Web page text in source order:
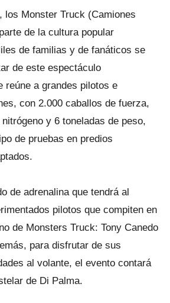
los Monster Truck (Camiones
de la cultura popular
de familias y de fanáticos se
de este espectáculo
reúne a grandes pilotos e
con 2.000 caballos de fuerza,
y 6 toneladas de peso,
de pruebas en predios
de adrenalina que tendrá al
pilotos que compiten en
de Monsters Truck: Tony Canedo
para disfrutar de sus
al volante, el evento contará
de Di Palma.